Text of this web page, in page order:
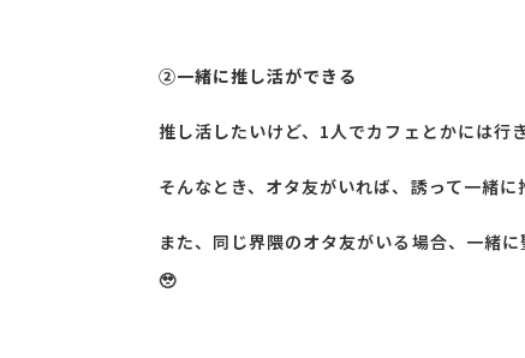
➁一緒に推し活ができる
推し活したいけど、1人でカフェとかには行
そんなとき、オタ友がいれば、誘って一緒
また、同じ界隈のオタ友がいる場合、一緒
🥹